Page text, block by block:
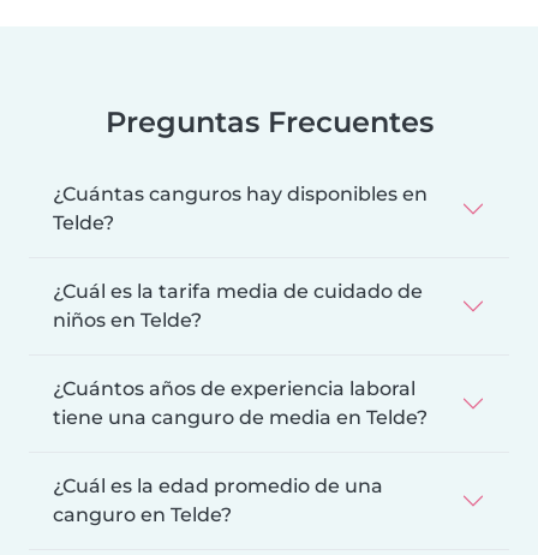
Preguntas Frecuentes
¿Cuántas canguros hay disponibles en
Telde?
¿Cuál es la tarifa media de cuidado de
niños en Telde?
¿Cuántos años de experiencia laboral
tiene una canguro de media en Telde?
¿Cuál es la edad promedio de una
canguro en Telde?